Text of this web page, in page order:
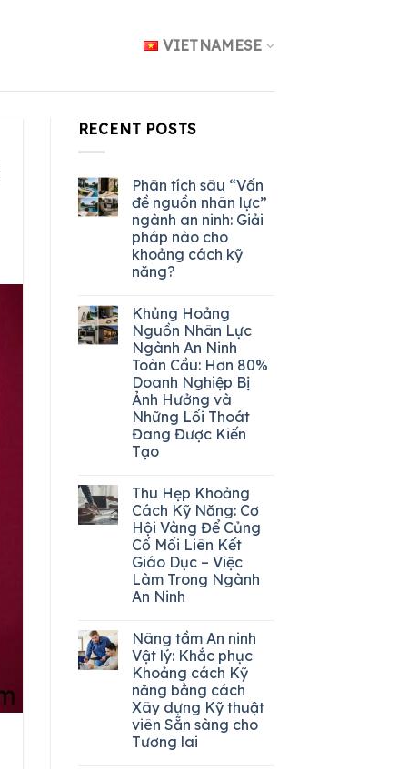
VIETNAMESE
RECENT POSTS
Phân tích sâu “Vấn
đề nguồn nhân lực”
ngành an ninh: Giải
pháp nào cho
khoảng cách kỹ
năng?
Khủng Hoảng
Nguồn Nhân Lực
Ngành An Ninh
Toàn Cầu: Hơn 80%
Doanh Nghiệp Bị
Ảnh Hưởng và
Những Lối Thoát
Đang Được Kiến
Tạo
Thu Hẹp Khoảng
Cách Kỹ Năng: Cơ
Hội Vàng Để Củng
Cố Mối Liên Kết
Giáo Dục – Việc
Làm Trong Ngành
An Ninh
Nâng tầm An ninh
Vật lý: Khắc phục
Khoảng cách Kỹ
năng bằng cách
Xây dựng Kỹ thuật
viên Sẵn sàng cho
Tương lai